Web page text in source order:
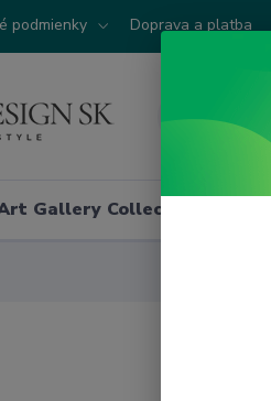
podmienky Doprava a platba
Gallery Collection